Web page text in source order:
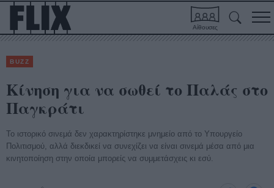
Αίθουσες
BUZZ
Κίνηση για να σωθεί το Παλάς στο
Παγκράτι
Το ιστορικό σινεμά δεν χαρακτηρίστηκε μνημείο από το Υπουργείο
Πολιτισμού, αλλά διεκδικεί να συνεχίζει να είναι σινεμά μέσα από μια
κινητοποίηση στην οποία μπορείς να συμμετάσχεις κι εσύ.